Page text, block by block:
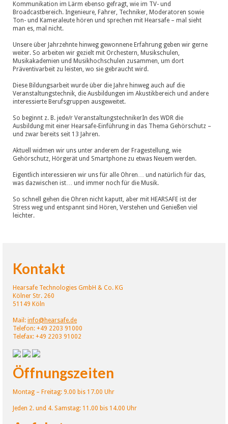
Kommunikation im Lärm ebenso gefragt, wie im TV- und
Broadcastbereich. Ingenieure, Fahrer, Techniker, Moderatoren sowie
Ton- und Kameraleute hören und sprechen mit Hearsafe – mal sieht
man es, mal nicht.
Unsere über Jahrzehnte hinweg gewonnene Erfahrung geben wir gerne
weiter. So arbeiten wir gezielt mit Orchestern, Musikschulen,
Musikakademien und Musikhochschulen zusammen, um dort
Präventivarbeit zu leisten, wo sie gebraucht wird.
Diese Bildungsarbeit wurde über die Jahre hinweg auch auf die
Veranstaltungstechnik, die Ausbildungen im Akustikbereich und andere
interessierte Berufsgruppen ausgeweitet.
So beginnt z. B. jede/r VeranstaltungstechnikerIn des WDR die
Ausbildung mit einer Hearsafe-Einführung in das Thema Gehörschutz –
und zwar bereits seit 13 Jahren.
Aktuell widmen wir uns unter anderem der Fragestellung, wie
Gehörschutz, Hörgerät und Smartphone zu etwas Neuem werden.
Eigentlich interessieren wir uns für alle Ohren… und natürlich für das,
was dazwischen ist… und immer noch für die Musik.
So schnell gehen die Ohren nicht kaputt, aber mit HEARSAFE ist der
Stress weg und entspannt sind Hören, Verstehen und Genießen viel
leichter.
Kontakt
Hearsafe Technologies GmbH & Co. KG
Kölner Str. 260
51149 Köln
Mail: info@hearsafe.de
Telefon: +49 2203 91000
Telefax: +49 2203 91002
Öffnungszeiten
Montag – Freitag: 9.00 bis 17.00 Uhr
Jeden 2. und 4. Samstag: 11.00 bis 14.00 Uhr